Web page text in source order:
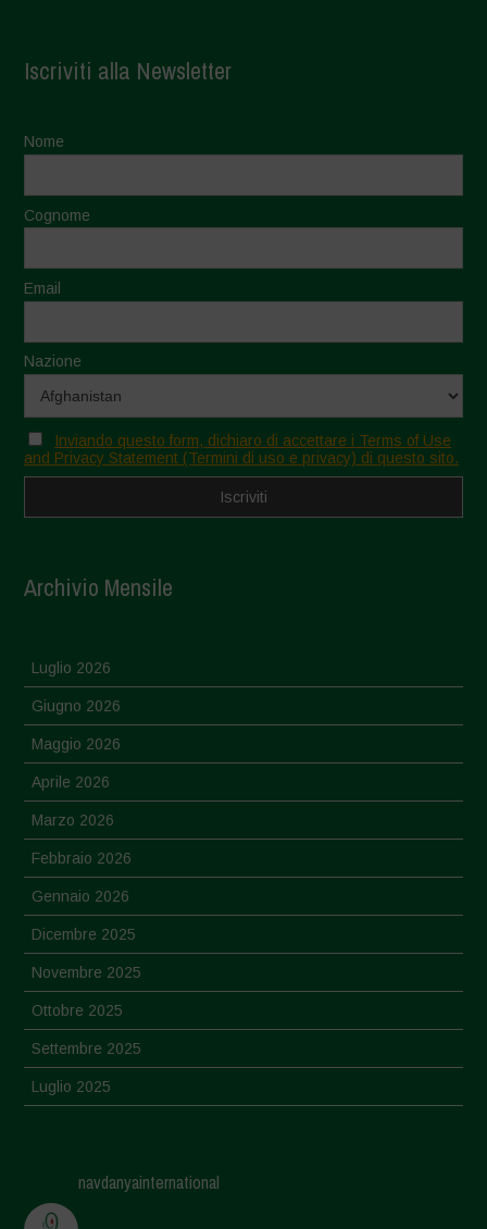
Iscriviti alla Newsletter
Nome
Cognome
Email
Nazione
Inviando questo form, dichiaro di accettare i Terms of Use
and Privacy Statement (Termini di uso e privacy) di questo sito.
Archivio Mensile
Luglio 2026
Giugno 2026
Maggio 2026
Aprile 2026
Marzo 2026
Febbraio 2026
Gennaio 2026
Dicembre 2025
Novembre 2025
Ottobre 2025
Settembre 2025
Luglio 2025
Aprile 2025
navdanyainternational